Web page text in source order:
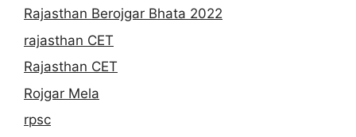
Rajasthan Berojgar Bhata 2022
rajasthan CET
Rajasthan CET
Rojgar Mela
rpsc